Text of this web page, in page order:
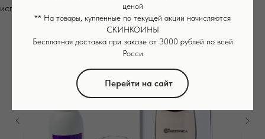
использования.
ценой
** На товары, купленные по текущей акции начисляются
СКИНКОИНЫ
Бесплатная доставка при заказе от 3000 рублей по всей
Росси
Перейти на сайт